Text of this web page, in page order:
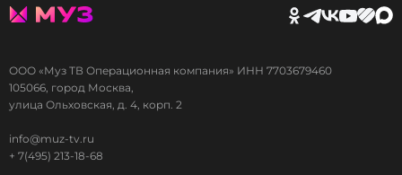
ООО «Муз ТВ Операционная компания» ИНН 7703679460
105066, город Москва,
улица Ольховская, д. 4, корп. 2
info@muz-tv.ru
+ 7(495) 213-18-68